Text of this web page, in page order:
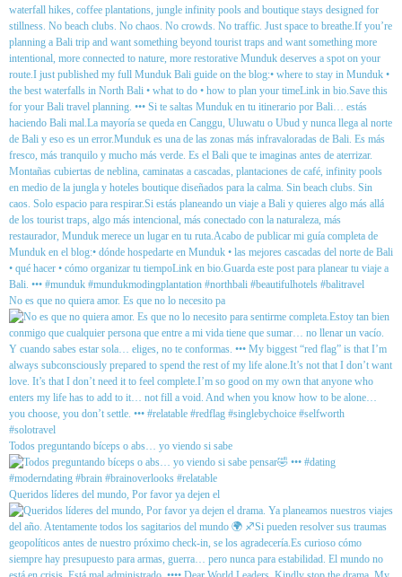
No es que no quiera amor. Es que no lo necesito pa
Todos preguntando bíceps o abs… yo viendo si sabe
Queridos líderes del mundo, Por favor ya dejen el